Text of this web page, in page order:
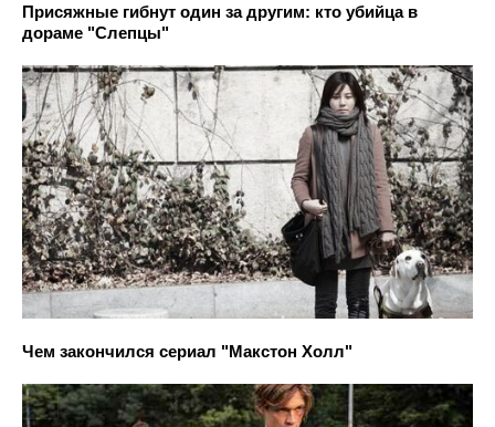
Присяжные гибнут один за другим: кто убийца в
дораме "Слепцы"
Чем закончился сериал "Макстон Холл"